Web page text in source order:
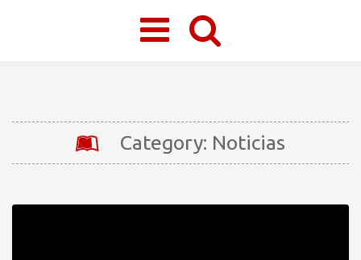
Toggle
navigation
Category: Noticias